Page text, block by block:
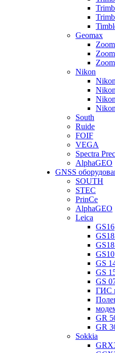
Geomax
Nikon
South
Ruide
FOIF
VEGA
Spectra
AlphaGEO
GNSS
SOUTH
STEC
PrinCe
AlphaGEO
Leica
GS16
GS10
GS
GS
GS
ГИС
GR
GR
Sokkia